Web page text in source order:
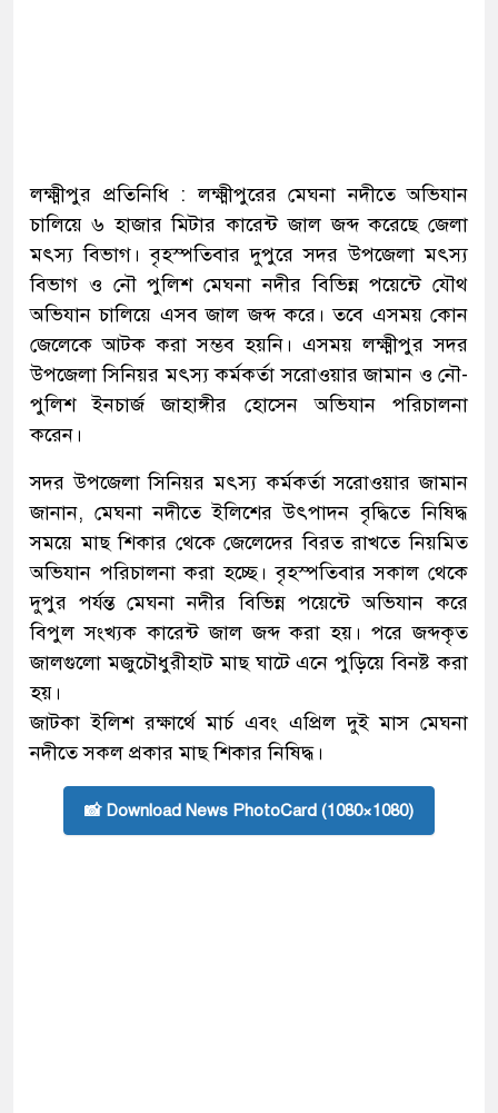
লক্ষ্মীপুর প্রতিনিধি : লক্ষ্মীপুরের মেঘনা নদীতে অভিযান
চালিয়ে ৬ হাজার মিটার কারেন্ট জাল জব্দ করেছে জেলা
মৎস্য বিভাগ। বৃহস্পতিবার দুপুরে সদর উপজেলা মৎস্য
বিভাগ ও নৌ পুলিশ মেঘনা নদীর বিভিন্ন পয়েন্টে যৌথ
অভিযান চালিয়ে এসব জাল জব্দ করে। তবে এসময় কোন
জেলেকে আটক করা সম্ভব হয়নি। এসময় লক্ষ্মীপুর সদর
উপজেলা সিনিয়র মৎস্য কর্মকর্তা সরোওয়ার জামান ও নৌ-
পুলিশ ইনচার্জ জাহাঙ্গীর হোসেন অভিযান পরিচালনা
করেন।
সদর উপজেলা সিনিয়র মৎস্য কর্মকর্তা সরোওয়ার জামান
জানান, মেঘনা নদীতে ইলিশের উৎপাদন বৃদ্ধিতে নিষিদ্ধ
সময়ে মাছ শিকার থেকে জেলেদের বিরত রাখতে নিয়মিত
অভিযান পরিচালনা করা হচ্ছে। বৃহস্পতিবার সকাল থেকে
দুপুর পর্যন্ত মেঘনা নদীর বিভিন্ন পয়েন্টে অভিযান করে
বিপুল সংখ্যক কারেন্ট জাল জব্দ করা হয়। পরে জব্দকৃত
জালগুলো মজুচৌধুরীহাট মাছ ঘাটে এনে পুড়িয়ে বিনষ্ট করা
হয়।
জাটকা ইলিশ রক্ষার্থে মার্চ এবং এপ্রিল দুই মাস মেঘনা
নদীতে সকল প্রকার মাছ শিকার নিষিদ্ধ।
📸 Download News PhotoCard (1080×1080)